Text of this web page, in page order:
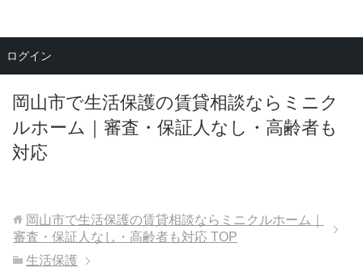
岡山市で生活保護の賃貸相談ならミニク
ルホーム｜審査・保証人なし・高齢者も
対応
メニュー
岡山市で生活保護の賃貸相談ならミニクルホーム｜
審査・保証人なし・高齢者も対応 TOP
生活保護
ログイン